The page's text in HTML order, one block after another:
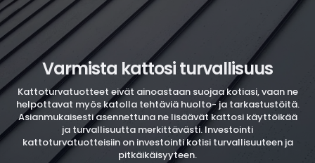
Varmista kattosi turvallisuus
Kattoturvatuotteet eivät ainoastaan suojaa kotiasi, vaan ne
helpottavat myös katolla tehtäviä huolto- ja tarkastustöitä.
Asianmukaisesti asennettuna ne lisäävät kattosi käyttöikää
ja turvallisuutta merkittävästi. Investointi
kattoturvatuotteisiin on investointi kotisi turvallisuuteen ja
pitkäikäisyyteen.